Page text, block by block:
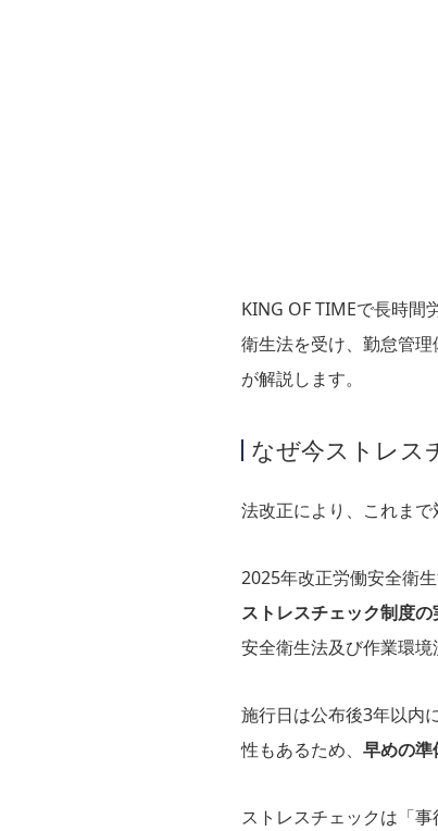
KING OF TIMEで長時間
衛生法を受け、勤怠管
が解説します。
なぜ今ストレス
法改正により、これまで
2025年改正労働安全衛
ストレスチェック制度
安全衛生法及び作業環境
施行日は公布後3年以内
性もあるため、 早めの準
ストレスチェックは「